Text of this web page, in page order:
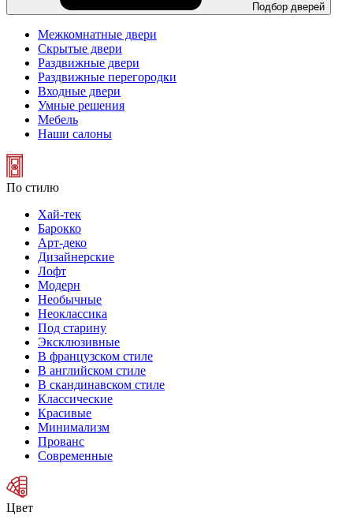
Подбор дверей
Межкомнатные двери
Скрытые двери
Раздвижные двери
Раздвижные перегородки
Входные двери
Умные решения
Мебель
Наши салоны
По стилю
Хай-тек
Барокко
Арт-деко
Дизайнерские
Лофт
Модерн
Необычные
Неоклассика
Под старину
Эксклюзивные
В французском стиле
В английском стиле
В скандинавском стиле
Классические
Красивые
Минимализм
Прованс
Современные
Цвет